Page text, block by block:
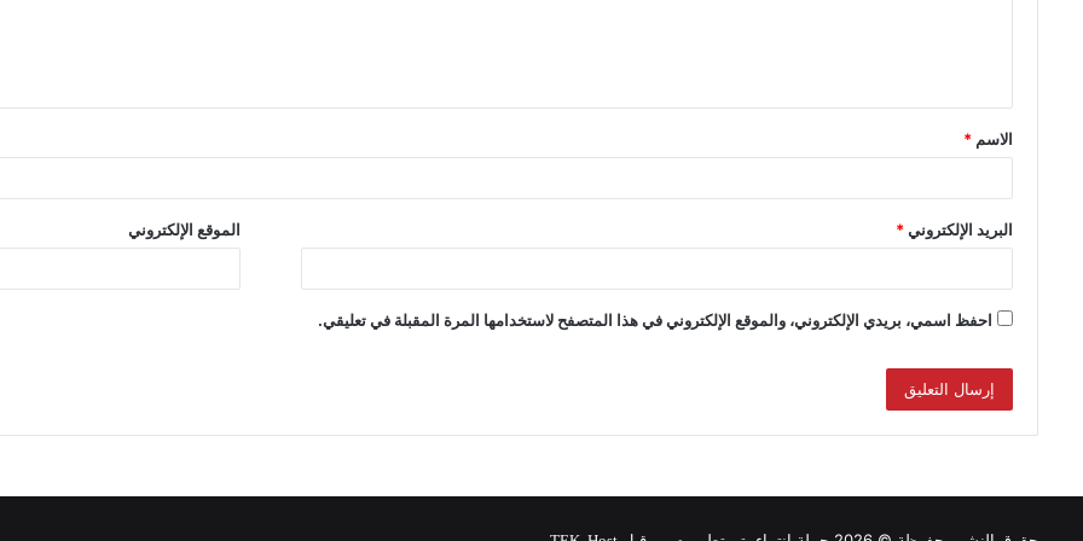
الاسم *
البريد الإلكتروني* الموقع الإلكتروني
احفظ اسمي، بريدي الإلكتروني، والموقع الإلكتروني في هذا المتصفح لاستخدامها المرة المقبلة في تعليقي.